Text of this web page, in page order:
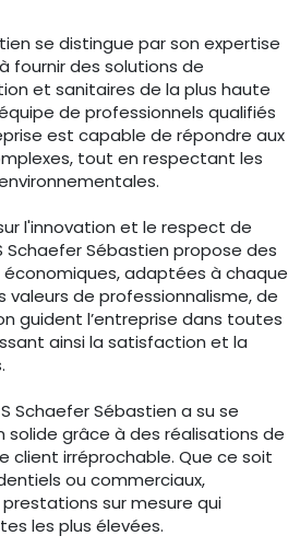
se distingue par son expertise
fournir des solutions de
et sanitaires de la plus haute
de professionnels qualifiés
est capable de répondre aux
tout en respectant les
l'innovation et le respect de
Schaefer Sébastien propose des
adaptées à chaque
valeurs de professionnalisme, de
guident l’entreprise dans toutes
ainsi la satisfaction et la
Schaefer Sébastien a su se
grâce à des réalisations de
client irréprochable. Que ce soit
ou commerciaux,
sur mesure qui
les plus élevées.